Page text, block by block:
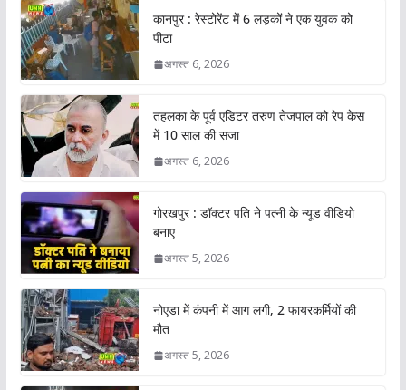
कानपुर : रेस्टोरेंट में 6 लड़कों ने एक युवक को
पीटा
अगस्त 6, 2026
तहलका के पूर्व एडिटर तरुण तेजपाल को रेप केस
में 10 साल की सजा
अगस्त 6, 2026
गोरखपुर : डॉक्टर पति ने पत्नी के न्यूड वीडियो
बनाए
अगस्त 5, 2026
नोएडा में कंपनी में आग लगी, 2 फायरकर्मियों की
मौत
अगस्त 5, 2026